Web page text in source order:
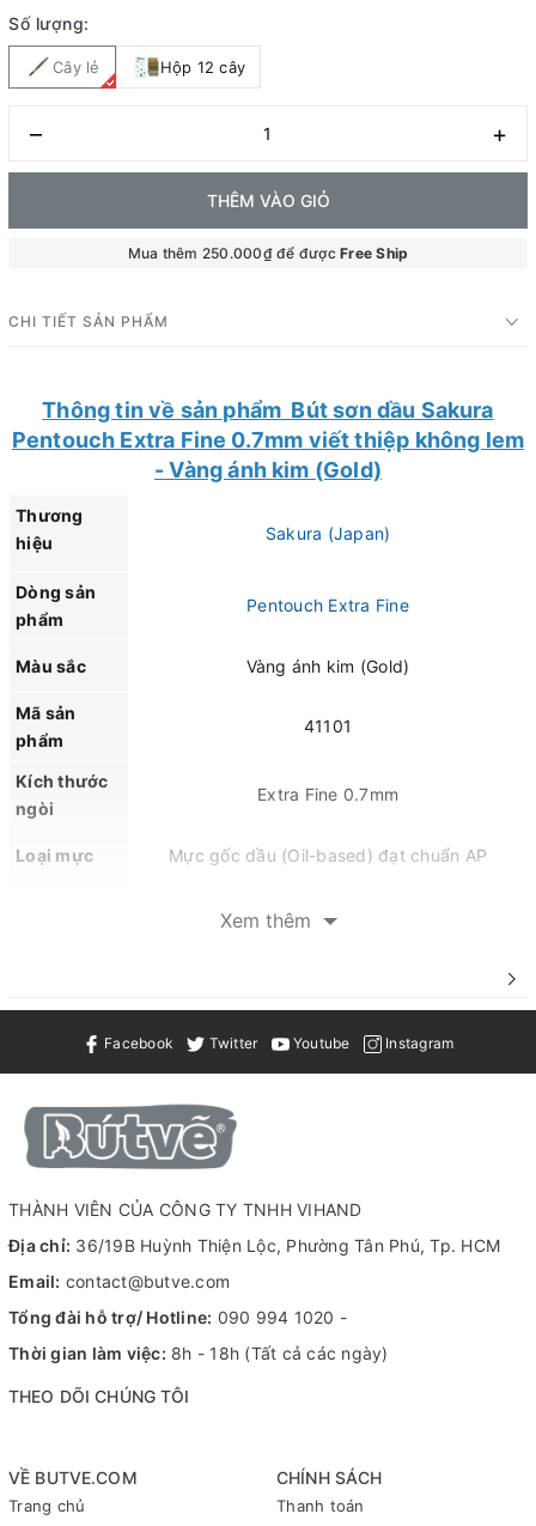
Số lượng:
Cây lẻ Hộp 12 cây
– +
THÊM VÀO GIỎ
Mua thêm 250.000₫ để đượcFree Ship
CHI TIẾT SẢN PHẨM
Thông tin về sản phẩm Bút sơn dầu Sakura
Pentouch Extra Fine 0.7mm viết thiệp không lem
- Vàng ánh kim (Gold)
Thương
hiệu
Sakura (Japan)
Dòng sản
phẩm
Pentouch Extra Fine
Màu sắc Vàng ánh kim (Gold)
Mã sản
phẩm
41101
Kích thước
ngòi
Extra Fine 0.7mm
Loại mực Mực gốc dầu (Oil-based) đạt chuẩn AP
Hộp 12 cây
Đặc tính
nhanh khô, kháng nước và không chứa
Ứng dụng
Viết thiệp, vẽ tranh kính, đánh dấu linh kiện,
MSDS
Sheet)
Thông tin
Call / Zalo: 090 994 1020 (Vihand Shop); Liên
Lưu ý Giá đã bao gồm VAT (liên hệ để được hỗ trợ)
EXTRA FINE 0.7MM:
Xem thêm
Facebook Twitter Youtube Instagram
VỀ BUTVE.COM
Trang chủ
CHÍNH SÁCH
Thanh toán
THÀNH VIÊN CỦA CÔNG TY TNHH VIHAND
Địa chỉ: 36/19B Huỳnh Thiện Lộc, Phường Tân Phú, Tp. HCM
Email: contact@butve.com
Tổng đài hỗ trợ/ Hotline: 090 994 1020 -
Thời gian làm việc: 8h - 18h (Tất cả các ngày)
THEO DÕI CHÚNG TÔI